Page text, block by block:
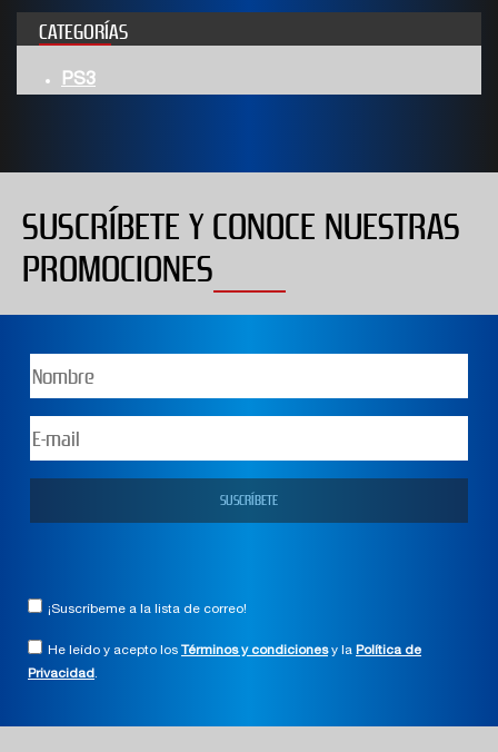
CATEGORÍAS
PS3
SUSCRÍBETE Y CONOCE NUESTRAS
PROMOCIONES
¡Suscríbeme a la lista de correo!
He leído y acepto los Términos y condicionesy la Política de
Privacidad.